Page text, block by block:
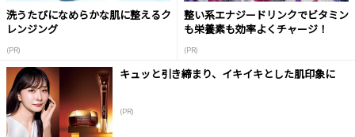
洗うたびになめらかな肌に整えるク
レンジング
(PR)
整い系エナジードリンクでビタミン
も栄養素も効率よくチャージ！
(PR)
キュッと引き締まり、イキイキとした肌印象に
(PR)